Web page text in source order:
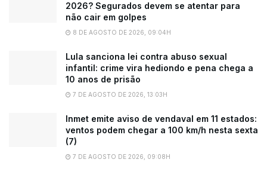
2026? Segurados devem se atentar para
não cair em golpes
8 DE AGOSTO DE 2026, 09:04H
Lula sanciona lei contra abuso sexual
infantil: crime vira hediondo e pena chega a
10 anos de prisão
7 DE AGOSTO DE 2026, 13:03H
Inmet emite aviso de vendaval em 11 estados:
ventos podem chegar a 100 km/h nesta sexta
(7)
7 DE AGOSTO DE 2026, 09:08H